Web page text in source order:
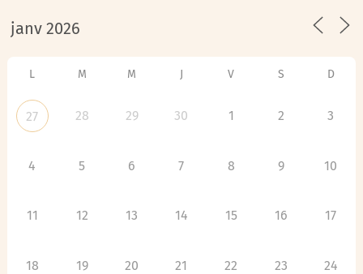
L M M J V S D
27 28 29 30 1 2 3
4 5 6 7 8 9 10
11 12 13 14 15 16 17
18 19 20 21 22 23 24